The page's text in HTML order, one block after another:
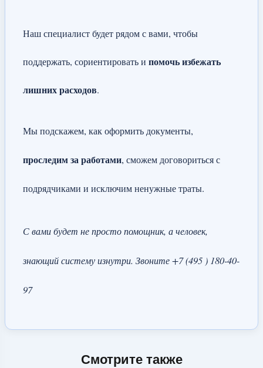
Наш специалист будет рядом с вами, чтобы
поддержать, сориентировать и помочь избежать
лишних расходов.
Мы подскажем, как оформить документы,
проследим за работами, сможем договориться с
подрядчиками и исключим ненужные траты.
С вами будет не просто помощник, а человек,
знающий систему изнутри. Звоните +7 (495 ) 180-40-
97
Смотрите также